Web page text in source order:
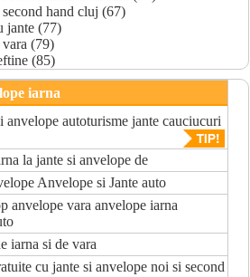
hand cluj (67)
jante (77)
vara (79)
(85)
iarna
anvelope autoturisme jante cauciucuri
la jante si anvelope de
Anvelope si Jante auto
anvelope vara anvelope iarna
iarna si de vara
cu jante si anvelope noi si second